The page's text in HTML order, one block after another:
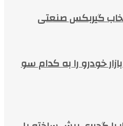
گیربکس صنعتی
خودرو را به کدام سو